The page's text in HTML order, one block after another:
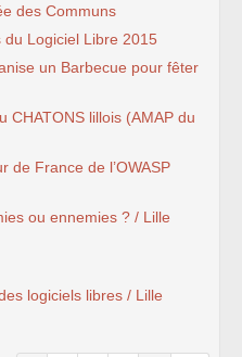
des Communs
Logiciel Libre 2015
un Barbecue pour fêter
CHATONS lillois (AMAP du
de France de l’OWASP
ou ennemies ? / Lille
logiciels libres / Lille